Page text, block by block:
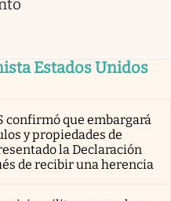
Estados Unidos
confirmó que embargará
y propiedades de
la Declaración
de recibir una herencia